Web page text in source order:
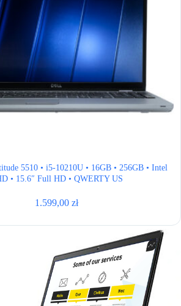
5510 • i5-10210U • 16GB • 256GB • Intel
• 15.6″ Full HD • QWERTY US
1.599,00 zł